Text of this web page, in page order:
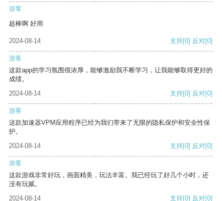
游客
超棒啊 好用
2024-08-14 支持[0] 反对[0]
游客
这款app的学习氛围很浓厚，能够激励我不断学习，让我能够取得更好的
成绩。
2024-08-14
支持[0] 反对[0]
游客
这款加速器VPM应用程序已经为我们带来了无限的隐私保护和安全性保
护。
2024-08-14
支持[0] 反对[0]
游客
这款游戏非常好玩，画面精美，玩法丰富。我已经玩了好几个小时，还
没有玩腻。
2024-08-14
支持[0] 反对[0]